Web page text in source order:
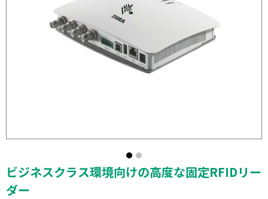
ビジネスクラス環境向けの高度な固定RFIDリー
ダー